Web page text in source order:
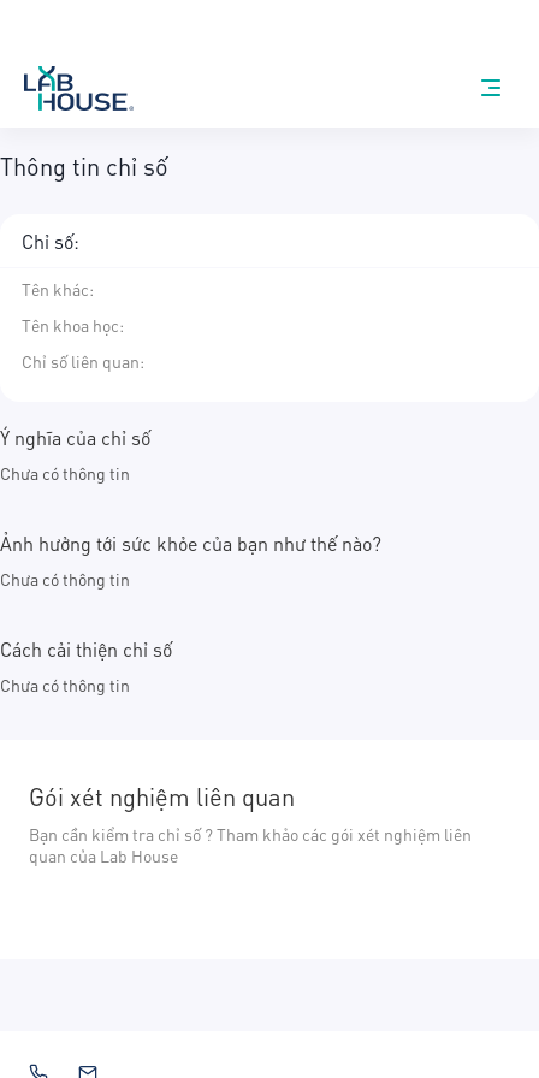
Thông tin chỉ số
Chỉ số:
Tên khác:
Tên khoa học:
Chỉ số liên quan:
Ý nghĩa của chỉ số
Chưa có thông tin
Ảnh hưởng tới sức khỏe của bạn như thế nào?
Chưa có thông tin
Cách cải thiện chỉ số
Chưa có thông tin
Gói xét nghiệm liên quan
Bạn cần kiểm tra chỉ số ? Tham khảo các gói xét nghiệm liên
quan của Lab House